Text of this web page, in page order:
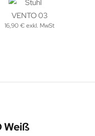
16,90 € exkl. MwSt
Weiß